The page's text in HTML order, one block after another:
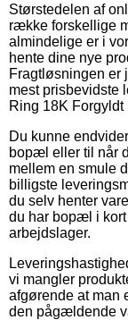
Størstedelen af
række forskellige
almindelige er i
hente dine nye
Fragtløsningen er
mest prisbevidste
Ring 18K Forgyldt
Du kunne
bopæl eller til når
mellem en smule
billigste
du selv henter
du har bopæl i
arbejdslager.
vi mangler
afgørende at man
den pågældende